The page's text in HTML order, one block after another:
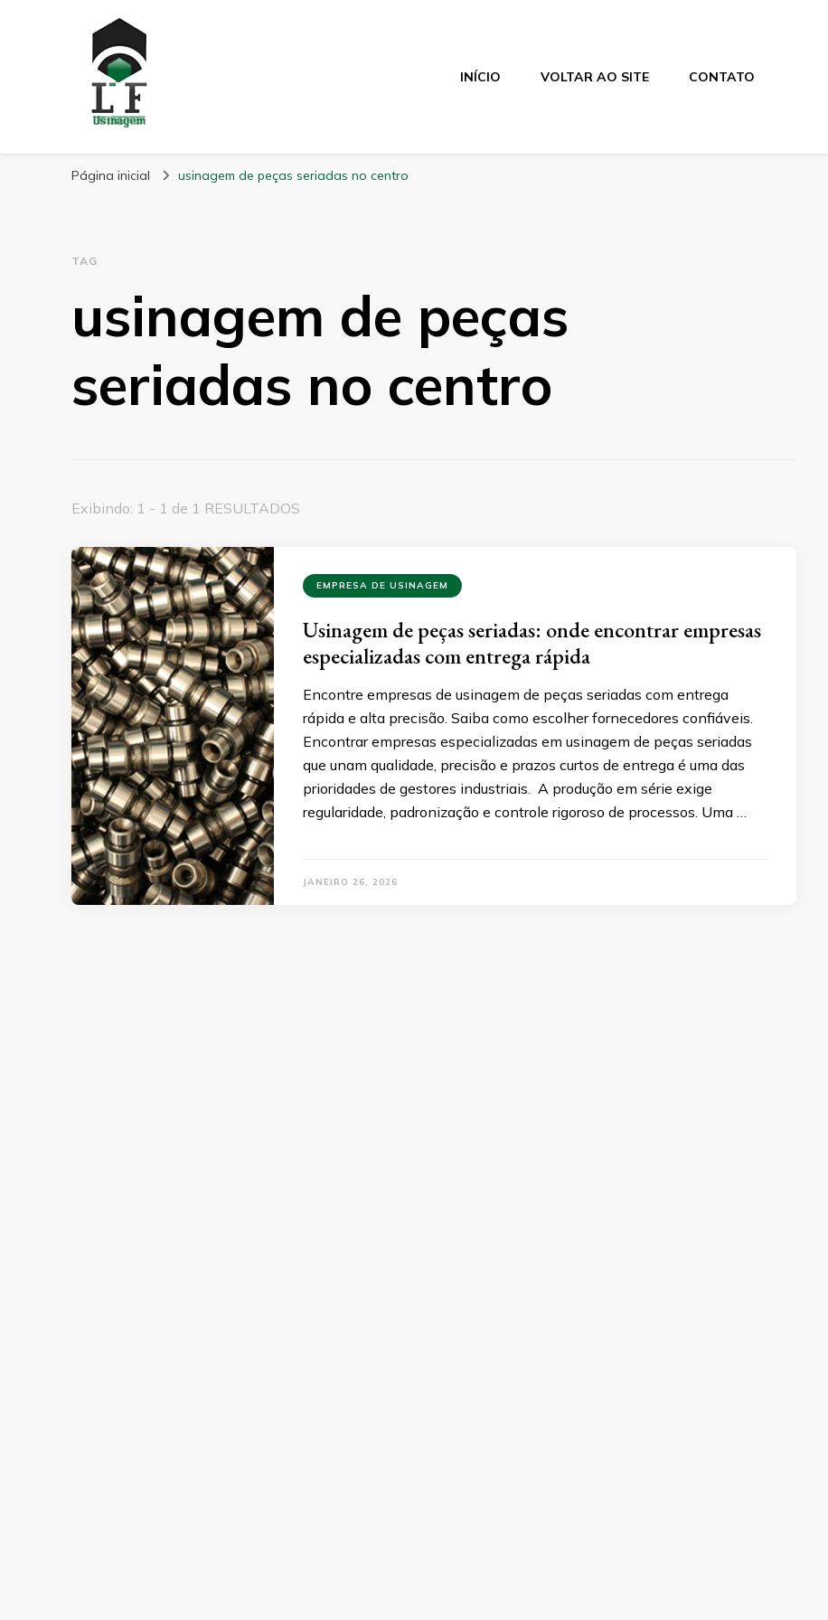
LF Usinagem
INÍCIO VOLTAR AO SITE CONTATO
Página inicial usinagem de peças seriadas no centro
TAG
usinagem de peças
seriadas no centro
Exibindo: 1 - 1 de 1 RESULTADOS
EMPRESA DE USINAGEM
Usinagem de peças seriadas: onde encontrar empresas
especializadas com entrega rápida
Encontre empresas de usinagem de peças seriadas com entrega
rápida e alta precisão. Saiba como escolher fornecedores confiáveis.
Encontrar empresas especializadas em usinagem de peças seriadas
que unam qualidade, precisão e prazos curtos de entrega é uma das
prioridades de gestores industriais. A produção em série exige
regularidade, padronização e controle rigoroso de processos. Uma …
JANEIRO 26, 2026